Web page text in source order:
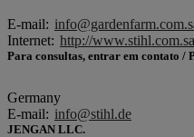
E-mail:
Internet: http://www.stihl.com.sa
Para consultas, entrar em contato /
Germany
E-mail: info@stihl.de
JENGAN LLC.